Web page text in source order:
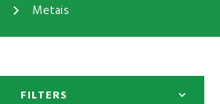
Metais
FILTERS